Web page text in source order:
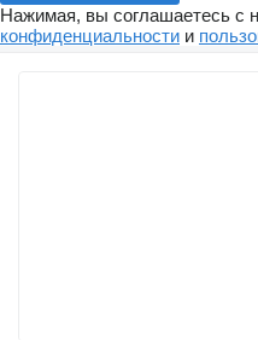
Нажимая, вы соглашаетесь с
конфиденциальности и